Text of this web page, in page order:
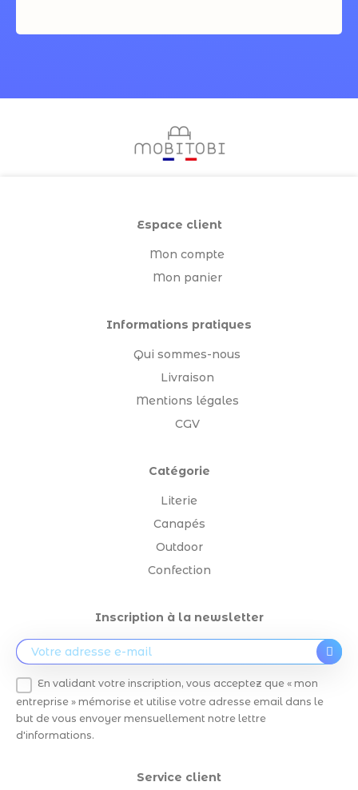
Espace client
Mon compte
Mon panier
Informations pratiques
Qui sommes-nous
Livraison
Mentions légales
CGV
Catégorie
Literie
Canapés
Outdoor
Confection
Inscription à la newsletter
En validant votre inscription, vous acceptez que « mon
entreprise » mémorise et utilise votre adresse email dans le
but de vous envoyer mensuellement notre lettre
d'informations.
Service client